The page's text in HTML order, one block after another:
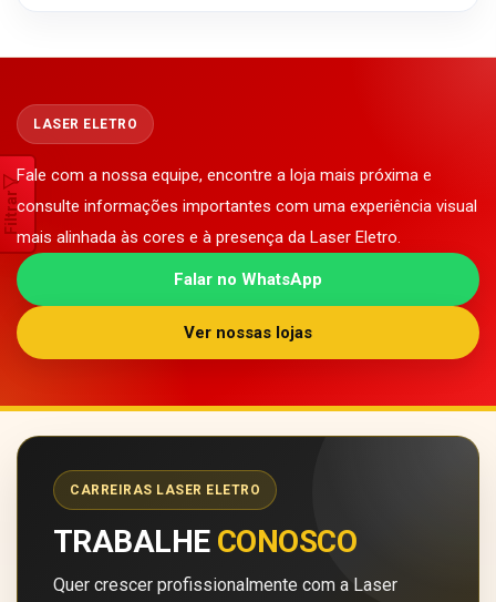
Filtrar
LASER ELETRO
Fale com a nossa equipe, encontre a loja mais próxima e
consulte informações importantes com uma experiência visual
mais alinhada às cores e à presença da Laser Eletro.
Falar no WhatsApp
Ver nossas lojas
CARREIRAS LASER ELETRO
TRABALHE CONOSCO
Quer crescer profissionalmente com a Laser